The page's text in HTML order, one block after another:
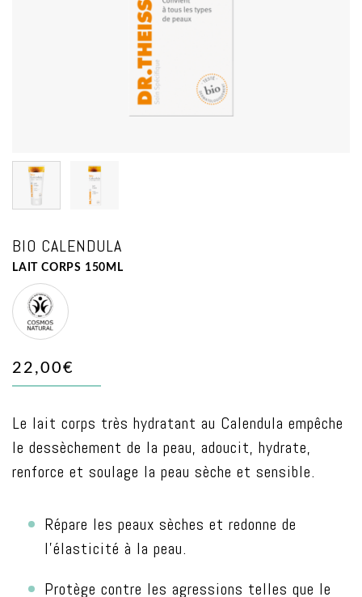
BIO CALENDULA
LAIT CORPS 150ML
BDIH
NATURAL
22,00€
Le lait corps très hydratant au Calendula empêche
le dessèchement de la peau, adoucit, hydrate,
renforce et soulage la peau sèche et sensible.
Répare les peaux sèches et redonne de
l’élasticité à la peau.
Protège contre les agressions telles que le